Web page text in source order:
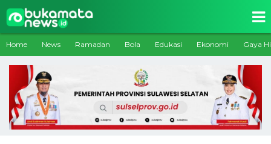
Home News Ramadan Bola Edukasi Ekonomi Gaya